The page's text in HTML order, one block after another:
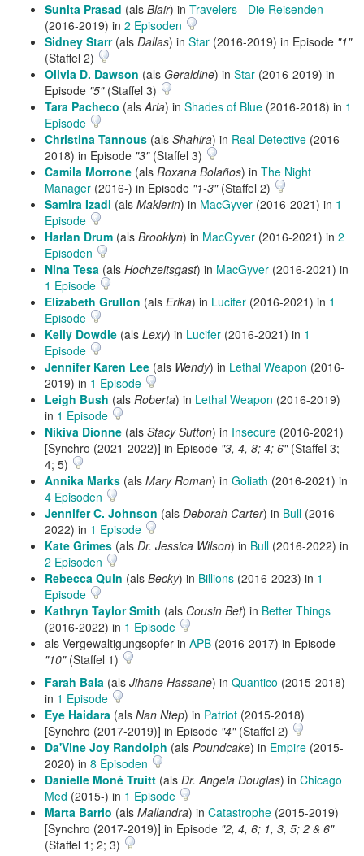
Sunita Prasad (als Blair) in Travelers - Die Reisenden
(2016-2019) in 2 Episoden
Sidney Starr(als Dallas) in Star (2016-2019) in Episode "1"
(Staffel 2)
Olivia D. Dawson (als Geraldine) in Star (2016-2019) in
Episode "5"(Staffel 3)
Tara Pacheco (alsAria) in Shades of Blue (2016-2018) in 1
Episode
Christina Tannous (als Shahira) in Real Detective (2016-
2018) in Episode "3"(Staffel 3)
Camila Morrone (als Roxana Bolaños) in The Night
Manager (2016-) in Episode "1-3"(Staffel 2)
Samira Izadi (als Maklerin) in MacGyver (2016-2021) in 1
Episode
Harlan Drum (als Brooklyn) in MacGyver (2016-2021) in 2
Episoden
Nina Tesa (als Hochzeitsgast) in MacGyver (2016-2021) in
1 Episode
Elizabeth Grullon (als Erika) in Lucifer (2016-2021) in 1
Episode
Kelly Dowdle (als Lexy) in Lucifer (2016-2021) in 1
Episode
Jennifer Karen Lee (als Wendy) in Lethal Weapon (2016-
2019) in 1 Episode
Leigh Bush (als Roberta) in Lethal Weapon (2016-2019)
in 1 Episode
Nikiva Dionne (als Stacy Sutton) in Insecure (2016-2021)
[Synchro (2021-2022)] in Episode "3, 4, 8; 4; 6"(Staffel 3;
4; 5)
Annika Marks (als Mary Roman) in Goliath (2016-2021) in
4 Episoden
Jennifer C. Johnson (als Deborah Carter) in Bull (2016-
2022) in 1 Episode
Kate Grimes (als Dr. Jessica Wilson) in Bull (2016-2022) in
2 Episoden
Rebecca Quin (als Becky) in Billions (2016-2023) in 1
Episode
Kathryn Taylor Smith (als Cousin Bet) in Better Things
(2016-2022) in 1 Episode
als Vergewaltigungsopfer in APB (2016-2017) in Episode
"10"(Staffel 1)
Farah Bala (als Jihane Hassane) in Quantico (2015-2018)
in 1 Episode
Eye Haidara (als Nan Ntep) in Patriot (2015-2018)
[Synchro (2017-2019)] in Episode "4"(Staffel 2)
Da'Vine Joy Randolph (als Poundcake) in Empire (2015-
2020) in 8 Episoden
Danielle Moné Truitt (als Dr. Angela Douglas) in Chicago
Med (2015-) in 1 Episode
Marta Barrio (als Mallandra) in Catastrophe (2015-2019)
[Synchro (2017-2019)] in Episode "2, 4, 6; 1, 3, 5; 2 & 6"
(Staffel 1; 2; 3)